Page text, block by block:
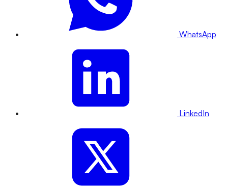
WhatsApp
LinkedIn